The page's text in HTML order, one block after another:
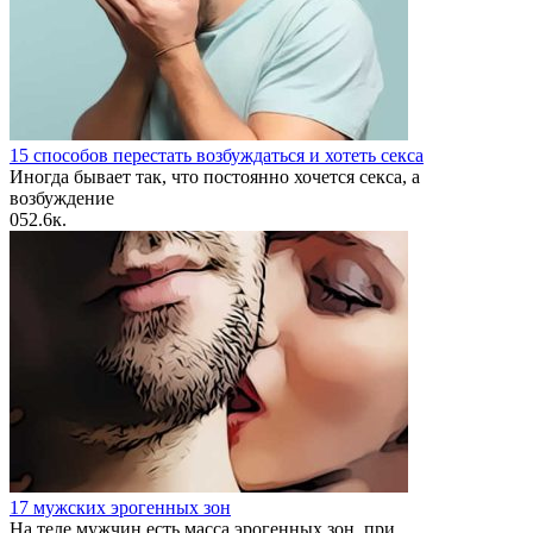
15 способов перестать возбуждаться и хотеть секса
Иногда бывает так, что постоянно хочется секса, а
возбуждение
052.6к.
17 мужских эрогенных зон